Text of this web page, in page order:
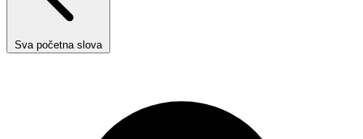
Sva početna slova